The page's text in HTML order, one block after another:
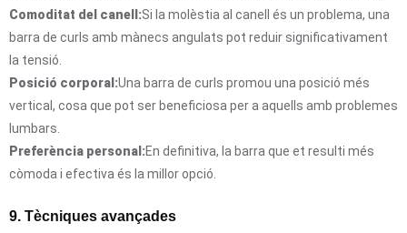
Comoditat del canell:Si la molèstia al canell és un problema, una
barra de curls amb mànecs angulats pot reduir significativament
la tensió.
Posició corporal:Una barra de curls promou una posició més
vertical, cosa que pot ser beneficiosa per a aquells amb problemes
lumbars.
Preferència personal:En definitiva, la barra que et resulti més
còmoda i efectiva és la millor opció.
9. Tècniques avançades